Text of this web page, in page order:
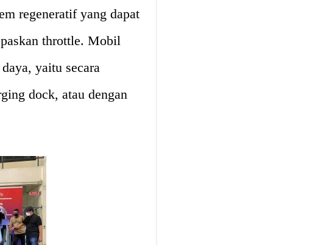
regeneratif yang dapat
throttle. Mobil
yaitu secara
dock, atau dengan